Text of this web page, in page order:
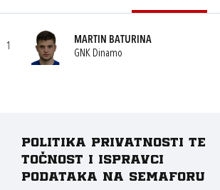
1
MARTIN BATURINA
GNK Dinamo
Politika privatnosti te
točnost i ispravci
podataka na Semaforu